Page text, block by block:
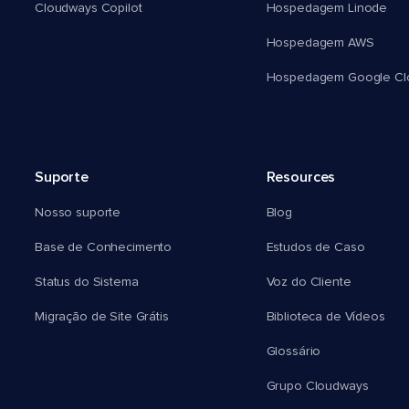
Cloudways Copilot Hospedagem Linode
Hospedagem AWS
Hospedagem Google
Suporte
Nosso suporte
Base de Conhecimento
Status do Sistema
Migração de Site Grátis
Resources
Blog
Estudos de Caso
Voz do Cliente
Biblioteca de Vídeos
Glossário
Grupo Cloudways